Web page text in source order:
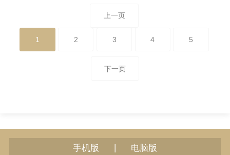
上一页
1 2 3 4 5
下一页
手机版 电脑版